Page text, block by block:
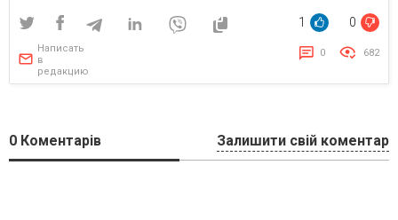
1 0
Написать
в
редакцию
0 682
0 Коментарів Залишити свій коментар